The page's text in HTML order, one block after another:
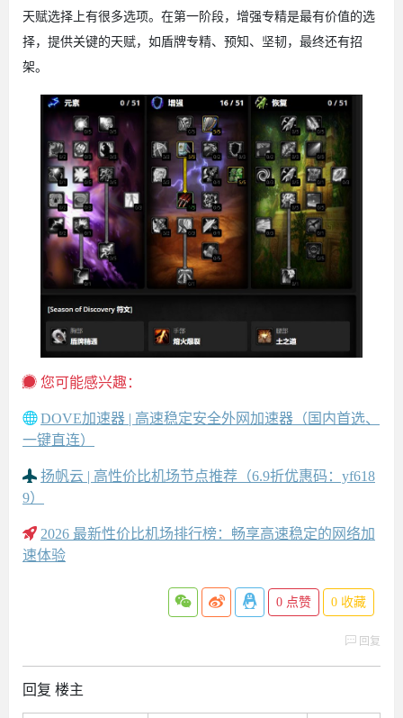
天赋选择上有很多选项。在第一阶段，增强专精是最有价值的选
择，提供关键的天赋，如盾牌专精、预知、坚韧，最终还有招
架。
您可能感兴趣：
DOVE加速器 | 高速稳定安全外网加速器（国内首选、
一键直连）
扬帆云 | 高性价比机场节点推荐（6.9折优惠码：yf618
9）
2026 最新性价比机场排行榜：畅享高速稳定的网络加
速体验
0 点赞 0 收藏
回复
回复 楼主